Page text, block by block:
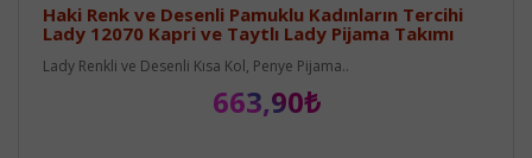
Haki Renk ve Desenli Pamuklu Kadınların Tercihi
Lady 12070 Kapri ve Taytlı Lady Pijama Takımı
Lady Renkli ve Desenli Kısa Kol, Penye Pijama..
663,90₺